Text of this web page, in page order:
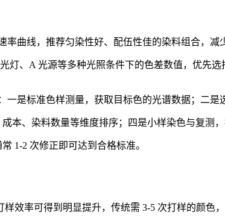
率曲线，推荐匀染性好、配伍性佳的染料组合，
灯、A 光源等多种光照条件下的色差数值，优先选
一是标准色样测量，获取目标色的光谱数据；二
本、染料数量等维度排序；四是小样染色与复测
1-2 次修正即可达到合格标准。
效率可得到明显提升，传统需 3-5 次打样的颜色